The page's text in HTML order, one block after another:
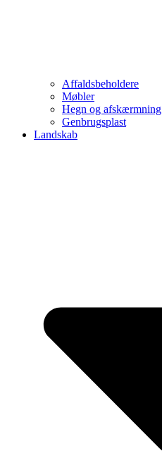
Affaldsbeholdere
Møbler
Hegn og afskærmning
Genbrugsplast
Landskab